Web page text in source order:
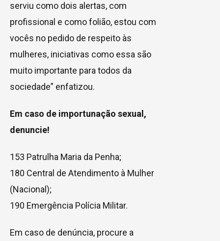
serviu como dois alertas, com
profissional e como folião, estou com
vocês no pedido de respeito às
mulheres, iniciativas como essa são
muito importante para todos da
sociedade” enfatizou.
Em caso de importunação sexual,
denuncie!
153 Patrulha Maria da Penha;
180 Central de Atendimento à Mulher
(Nacional);
190 Emergência Polícia Militar.
Em caso de denúncia, procure a